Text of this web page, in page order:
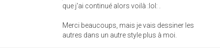
que j'ai continué alors voilà :lol: .
Merci beaucoups, mais je vais dessiner les
autres dans un autre style plus à moi.